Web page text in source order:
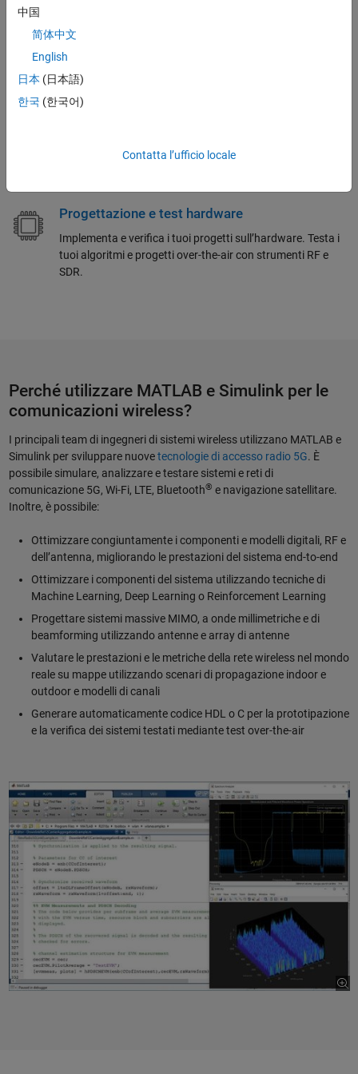
Applica le tecniche di Deep Learning, Machine Learning e
Reinforcement Learning alle applicazioni di comunicazione
wireless.
progettazione di antenne, dispositivi digitali e
Progettazione e test hardware
Implementa e verifica i tuoi progetti sull’hardware. Testa i
tuoi algoritmi e progetti over-the-air con strumenti RF e
SDR.
Perché utilizzare MATLAB e Simulink per le
comunicazioni wireless?
I principali team di ingegneri di sistemi wireless utilizzano MATLAB e
Simulink per sviluppare nuovetecnologie di accesso radio 5G. È
possibile simulare, analizzare e testare sistemi e reti di
comunicazione 5G, Wi-Fi, LTE, Bluetooth® e navigazione satellitare.
Inoltre, è possibile:
Ottimizzare congiuntamente i componenti e modelli digitali, RF e
dell’antenna, migliorando le prestazioni del sistema end-to-end
Ottimizzare i componenti del sistema utilizzando tecniche di
Machine Learning, Deep Learning o Reinforcement Learning
Progettare sistemi massive MIMO, a onde millimetriche e di
beamforming utilizzando antenne e array di antenne
Valutare le prestazioni e le metriche della rete wireless nel mondo
reale su mappe utilizzando scenari di propagazione indoor e
outdoor e modelli di canali
Generare automaticamente codice HDL o C per la prototipazione
e la verifica dei sistemi testati mediante test over-the-air
中国
简体中文
English
日本 (日本語)
한국 (한국어)
Contatta l’ufficio locale